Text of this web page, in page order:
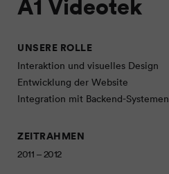
UNSERE ROLLE
Interaktion und visuelles Design
Entwicklung der Website
Integration mit Backend-Systemen
ZEITRAHMEN
2011 – 2012